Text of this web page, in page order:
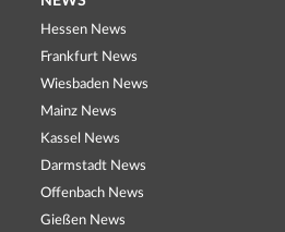
Hessen News
Frankfurt News
Wiesbaden News
Mainz News
Kassel News
Darmstadt News
Offenbach News
Gießen News